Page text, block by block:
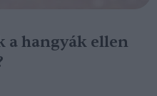
a hangyák ellen